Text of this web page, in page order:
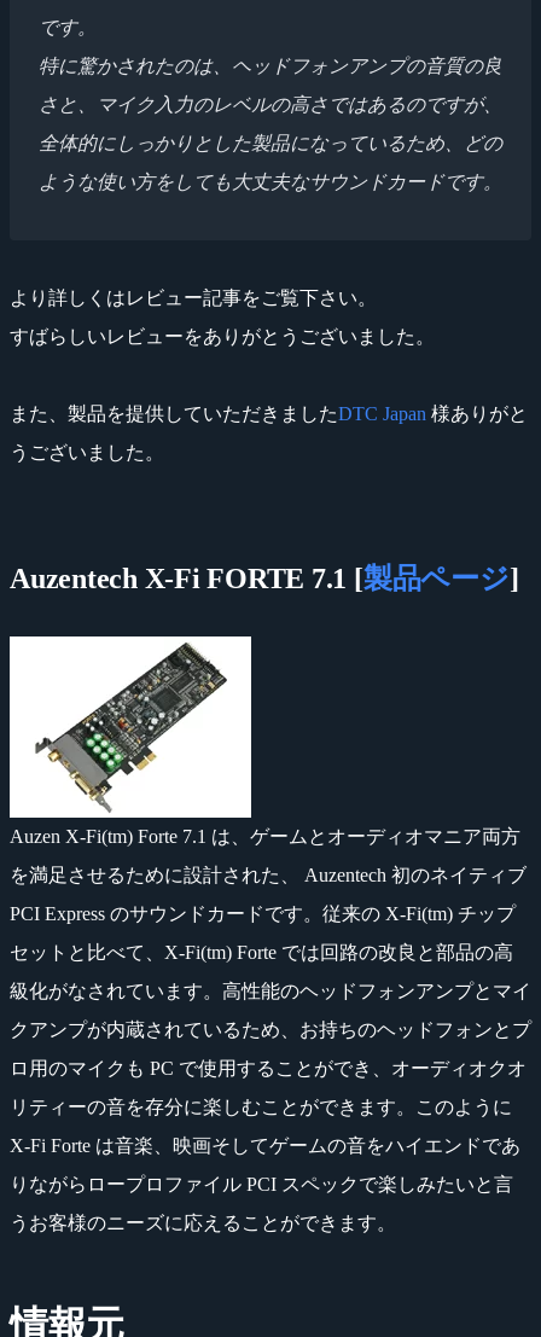
です。
特に驚かされたのは、ヘッドフォンアンプの音質の良
さと、マイク入力のレベルの高さではあるのですが、
全体的にしっかりとした製品になっているため、どの
ような使い方をしても大丈夫なサウンドカードです。
より詳しくはレビュー記事をご覧下さい。
すばらしいレビューをありがとうございました。
また、製品を提供していただきましたDTC Japan 様ありがと
うございました。
Auzentech X-Fi FORTE 7.1 [製品ページ]
Auzen X-Fi(tm) Forte 7.1 は、ゲームとオーディオマニア両方
を満足させるために設計された、 Auzentech 初のネイティブ
PCI Express のサウンドカードです。従来の X-Fi(tm) チップ
セットと比べて、X-Fi(tm) Forte では回路の改良と部品の高
級化がなされています。高性能のヘッドフォンアンプとマイ
クアンプが内蔵されているため、お持ちのヘッドフォンとプ
ロ用のマイクも PC で使用することができ、オーディオクオ
リティーの音を存分に楽しむことができます。このように
X-Fi Forte は音楽、映画そしてゲームの音をハイエンドであ
りながらロープロファイル PCI スペックで楽しみたいと言
うお客様のニーズに応えることができます。
情報元